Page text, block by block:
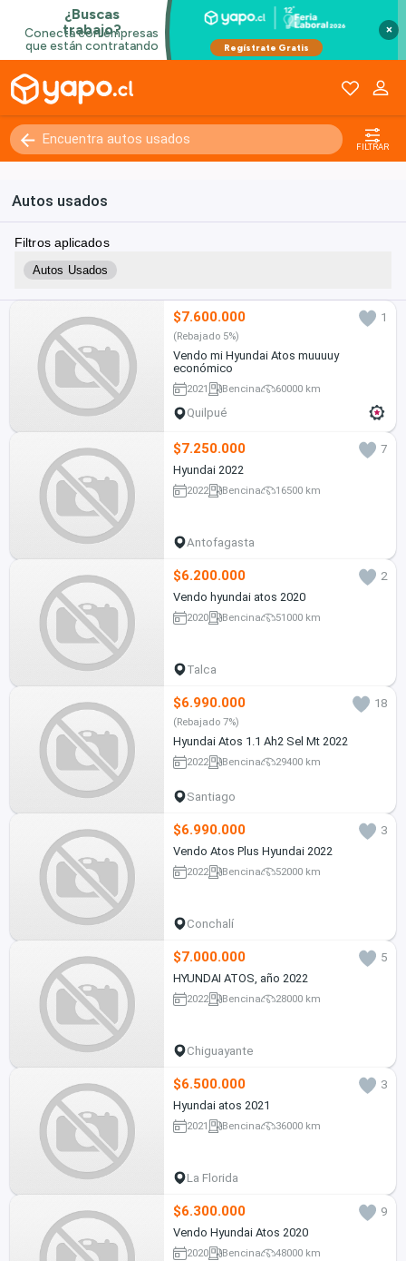
×
FILTRAR
Autos usados
Filtros aplicados
Autos Usados
$7.600.000 1
(Rebajado 5%)
Vendo mi Hyundai Atos muuuuy
económico
2021 Bencina 60000 km
Quilpué
$7.250.000
7
Hyundai 2022
2022 Bencina 16500 km
Antofagasta
$6.200.000
2
Vendo hyundai atos 2020
2020 Bencina 51000 km
Talca
$6.990.000 18
(Rebajado 7%)
Hyundai Atos 1.1 Ah2 Sel Mt 2022
2022 Bencina 29400 km
Santiago
$6.990.000
3
Vendo Atos Plus Hyundai 2022
2022 Bencina 52000 km
Conchalí
$7.000.000
5
HYUNDAI ATOS, año 2022
2022 Bencina 28000 km
Chiguayante
$6.500.000
3
Hyundai atos 2021
2021 Bencina 36000 km
La Florida
$6.300.000
9
Vendo Hyundai Atos 2020
2020 Bencina 48000 km